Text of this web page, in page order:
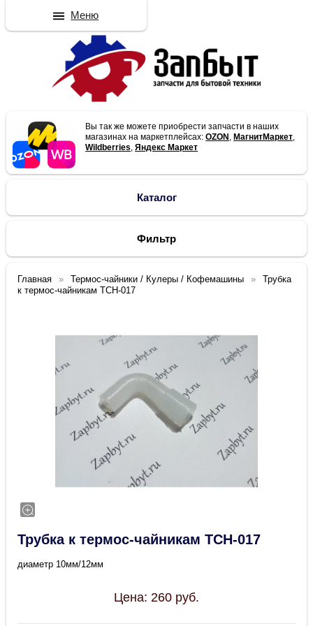
Вы так же можете приобрести запчасти в наших
магазинах на маркетплейсах:OZON , МагнитМаркет,
Wildberries,Яндекс Маркет
Каталог
Фильтр
Главная Термос-чайники / Кулеры / Кофемашины
Трубка
к термос-чайникам TCH-017
Трубка к термос-чайникам TCH-017
диаметр 10мм/12мм
Цена: 260 руб.
Меню